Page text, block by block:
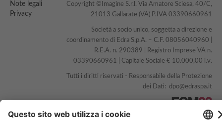
Note legali
Privacy
Copyright ©Imagine S.r.l. Via Amatore Sciesa, 40/C,
21013 Gallarate (VA) P.IVA 03390660961
Società a socio unico, soggetta a direzione e
coordinamento di Edra S.p.A. – C.F. 08056040960 |
R.E.A. n. 290389 | Registro Imprese VA n.
03390660961 | Capitale Sociale € 10.000,00 i.v.
Tutti i diritti riservati - Responsabile della Protezione
dei Dati: dpo@edraspa.it